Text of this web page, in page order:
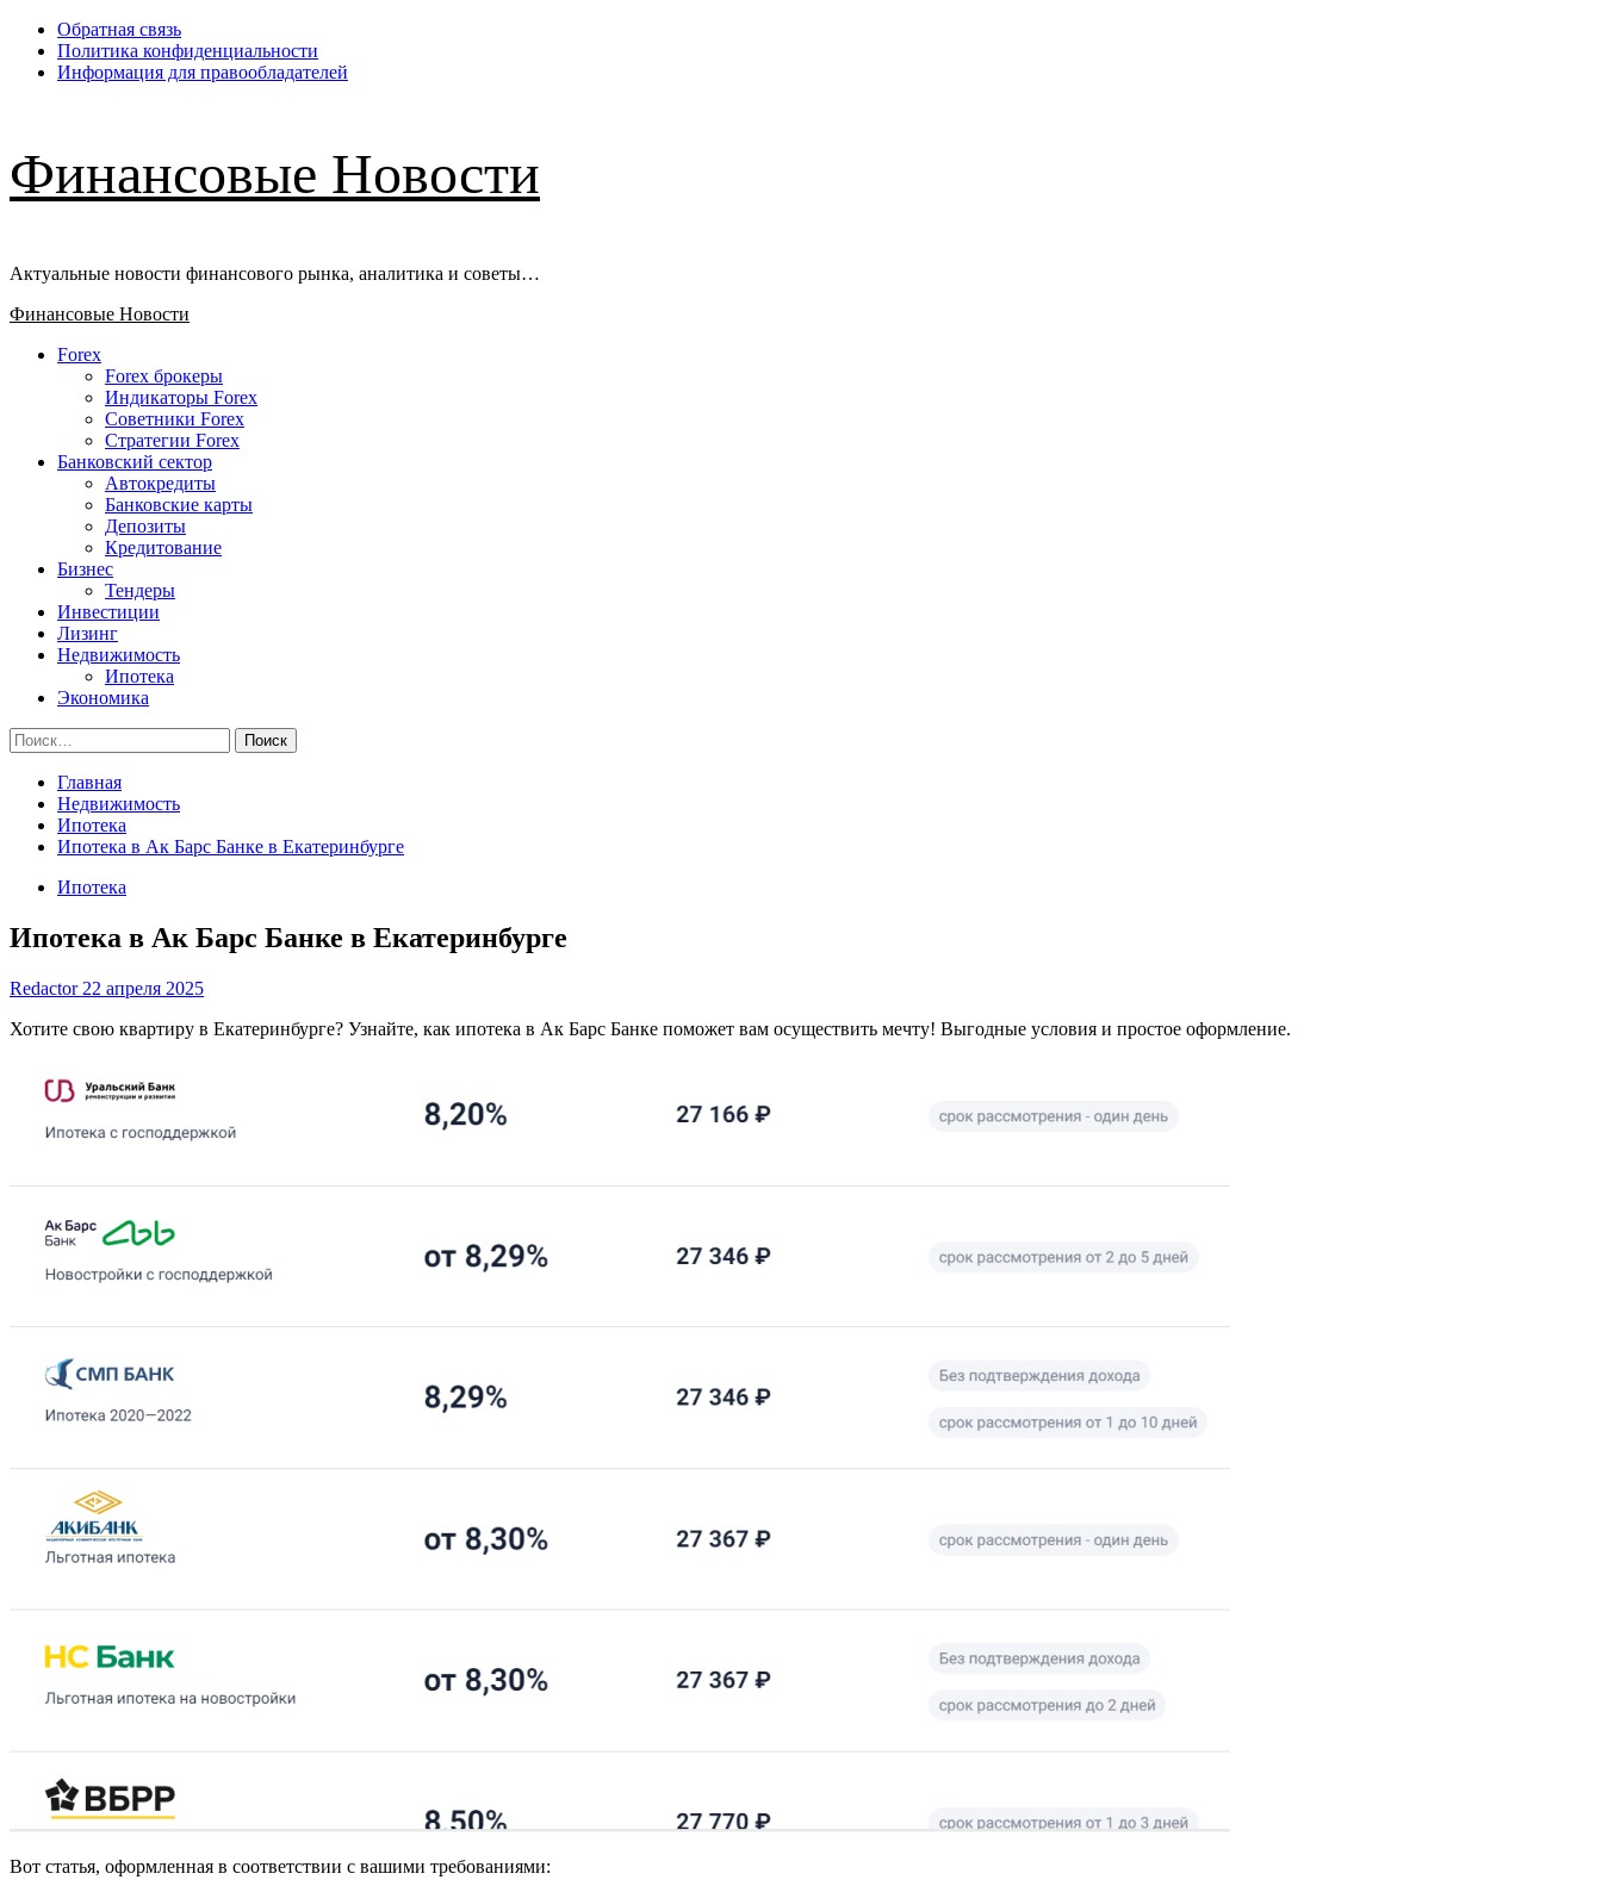
Перейти
содержимому
Обратная связь
Политика конфиденциальности
Информация для правообладателей
Финансовые Новости
Актуальные новости финансового рынка, аналитика и советы…
Основное
Финансовые Новости
Forex
Forex брокеры
Индикаторы Forex
Советники Forex
Стратегии Forex
Банковский сектор
Автокредиты
Банковские карты
Депозиты
Кредитование
Бизнес
Тендеры
Инвестиции
Лизинг
Недвижимость
Ипотека
Экономика
Найти:
Главная
Недвижимость
Ипотека
Ипотека в Ак Барс Банке в Екатеринбурге
Ипотека
Ипотека в Ак Барс Банке в Екатеринбурге
Redactor 22 апреля 2025
Хотите свою квартиру в Екатеринбурге? Узнайте, как ипотека в Ак Барс Банке поможет вам осуществить мечту! Выгодные условия и простое оформление.
Вот статья, оформленная в соответствии с вашими требованиями: